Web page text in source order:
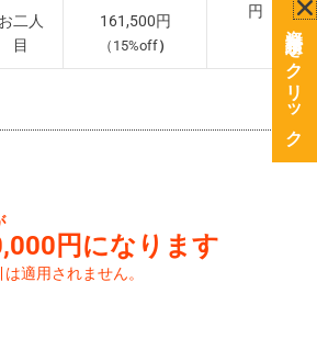
円
お二人
目
161,500円
（15%off）
,000円になります
適用されません。
資料請求をクリック